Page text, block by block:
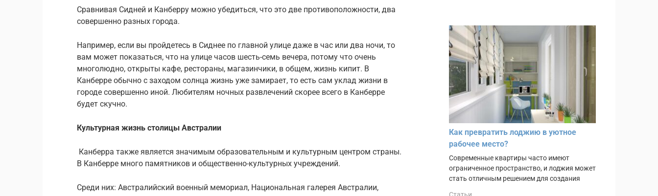
Сравнивая Сидней и Канберру можно убедиться, что это две противоположности, два
совершенно разных города.
Например, если вы пройдетесь в Сиднее по главной улице даже в час или два ночи, то
вам может показаться, что на улице часов шесть-семь вечера, потому что очень
многолюдно, открыты кафе, рестораны, магазинчики, в общем, жизнь кипит. В
Канберре обычно с заходом солнца жизнь уже замирает, то есть сам уклад жизни в
городе совершенно иной. Любителям ночных развлечений скорее всего в Канберре
будет скучно.
Культурная жизнь столицы Австралии
Канберра также является значимым образовательным и культурным центром страны.
В Канберре много памятников и общественно-культурных учреждений.
Среди них: Австралийский военный мемориал, Национальная галерея Австралии,
Как превратить лоджию в уютное
рабочее место?
Современные квартиры часто имеют
ограниченное пространство, и лоджия может
стать отличным решением для создания